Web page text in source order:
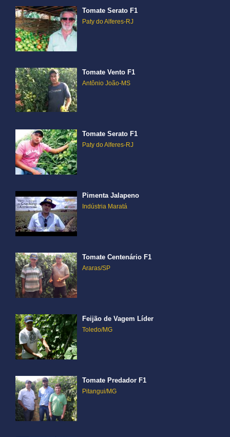
Tomate Serato F1
Paty do Alferes-RJ
Tomate Vento F1
Antônio João-MS
Tomate Serato F1
Paty do Alferes-RJ
Pimenta Jalapeno
Indústria Maratá
Tomate Centenário F1
Araras/SP
Feijão de Vagem Líder
Toledo/MG
Tomate Predador F1
Pitangui/MG